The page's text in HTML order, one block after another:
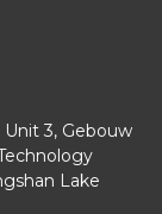
3, Gebouw
Lake